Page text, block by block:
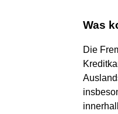
Was
Die